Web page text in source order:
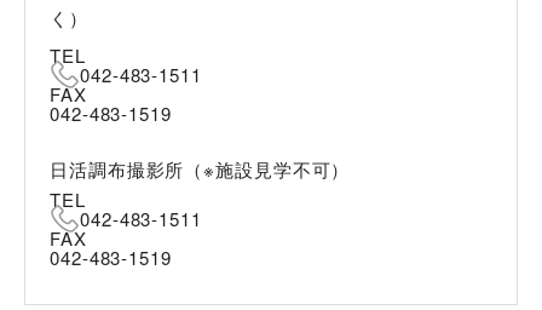
く）
TEL
042-483-1511
FAX
042-483-1519
日活調布撮影所（※施設見学不可）
TEL
042-483-1511
FAX
042-483-1519